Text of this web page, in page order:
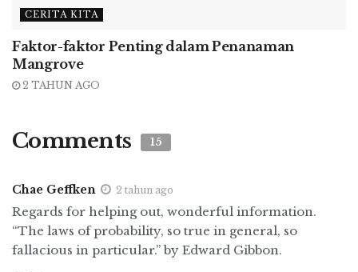
trilogi yang diberi nama oleh Albert Camus
“Lingkaran mustahil”. Trilogi ini juga
mengandung sebuah esai filosofi dengan judul
“Le Mythe de Sisyphe et la pièce de théâtre
Camus pada suatu hari menuliskan: “Jika Anda
ingin menjadi seorang filsuf, tulislah sebuah
yang tidak perduli dengan aturan norma sosial,
layaknya seorang asing di bumi maupun
kepada dirinya sendiri. Mersault dituliskan,
dalam sebuah narasi pendek dalam sebuah
CERITA KITA
Faktor-faktor Penting dalam Penanaman
Mangrove
2 TAHUN AGO
Comments 15
Chae Geffken 2 tahun ago
Regards for helping out, wonderful information.
“The laws of probability, so true in general, so
fallacious in particular.” by Edward Gibbon.